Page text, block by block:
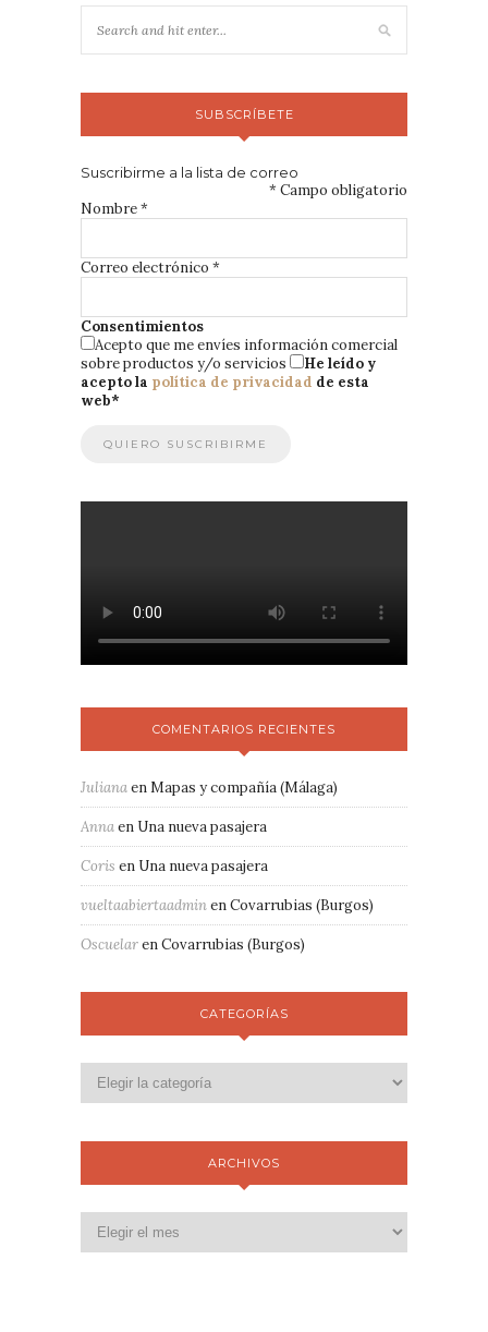
SUBSCRÍBETE
Suscribirme a la lista de correo
* Campo obligatorio
Nombre*
Correo electrónico *
Consentimientos
Acepto que me envíes información comercial
sobre productos y/o servicios
He leído y
acepto la política de privacidad de esta
web*
COMENTARIOS RECIENTES
JulianaenMapas y compañía (Málaga)
Annaen Una nueva pasajera
Coris en Una nueva pasajera
vueltaabiertaadminenCovarrubias (Burgos)
OscuelarenCovarrubias (Burgos)
CATEGORÍAS
ARCHIVOS